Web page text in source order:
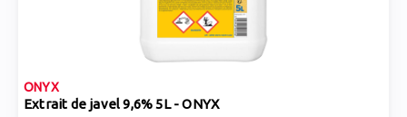
ONYX
Extrait de javel 9,6% 5L - ONYX